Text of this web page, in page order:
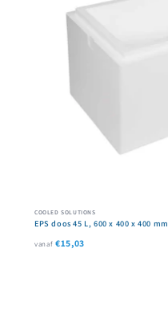
COOLED SOLUTIONS
EPS doos 45 L, 600 x 400 x 400 mm
vanaf €15,03